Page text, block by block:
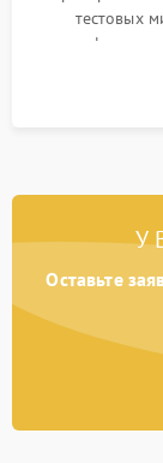
тестовых
автофокуса
У
Оставьте